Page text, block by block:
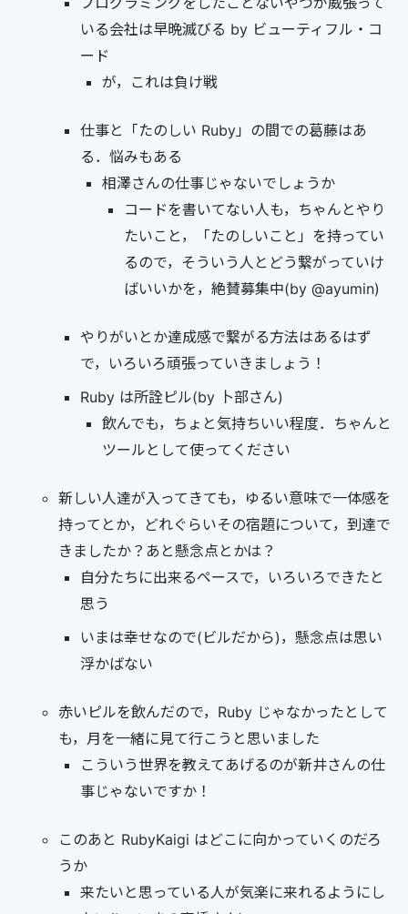
いる会社は早晩滅びる by ビューティフル・コ
ード
が，これは負け戦
仕事と「たのしい Ruby」の間での葛藤はあ
る．悩みもある
相澤さんの仕事じゃないでしょうか
コードを書いてない人も，ちゃんとやり
たいこと，「たのしいこと」を持ってい
るので，そういう人とどう繋がっていけ
ばいいかを，絶賛募集中(by @ayumin)
やりがいとか達成感で繋がる方法はあるはず
で，いろいろ頑張っていきましょう！
Ruby は所詮ピル(by 卜部さん)
飲んでも，ちょと気持ちいい程度．ちゃんと
ツールとして使ってください
新しい人達が入ってきても，ゆるい意味で一体感を
持ってとか，どれぐらいその宿題について，到達で
きましたか？あと懸念点とかは？
自分たちに出来るペースで，いろいろできたと
思う
いまは幸せなので(ビルだから)，懸念点は思い
浮かばない
赤いピルを飲んだので，Ruby じゃなかったとして
も，月を一緒に見て行こうと思いました
こういう世界を教えてあげるのが新井さんの仕
事じゃないですか！
このあと RubyKaigi はどこに向かっていくのだろ
うか
来たいと思っている人が気楽に来れるようにし